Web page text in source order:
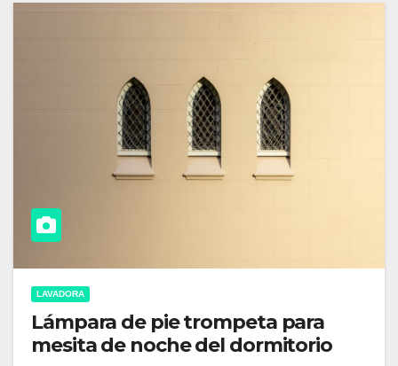
LAVADORA
Lámpara de pie trompeta para
mesita de noche del dormitorio